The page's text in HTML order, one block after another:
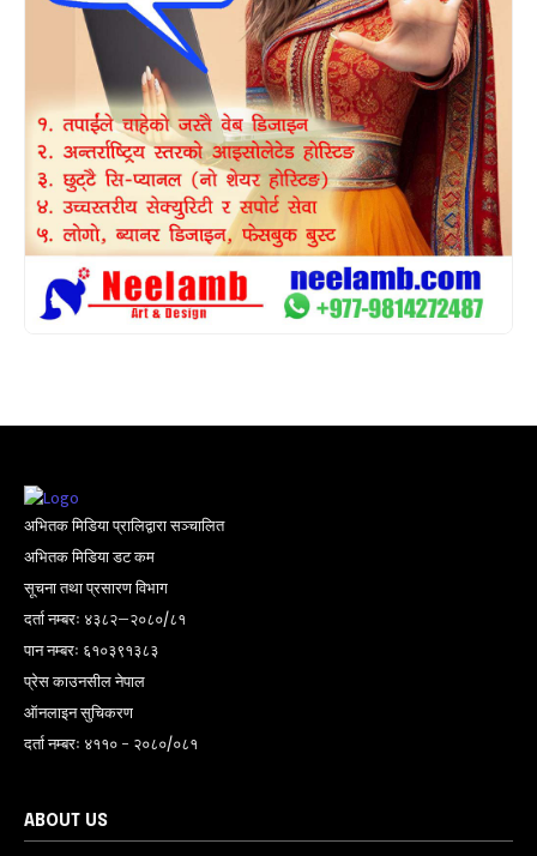
अभितक मिडिया प्रालिद्वारा सञ्चालित
अभितक मिडिया डट कम
सूचना तथा प्रसारण विभाग
दर्ता नम्बरः ४३८२–२०८०/८१
पान नम्बरः ६१०३९१३८३
प्रेस काउनसील नेपाल
ऑनलाइन सुचिकरण
दर्ता नम्बरः ४११० - २०८०/०८१
ABOUT US